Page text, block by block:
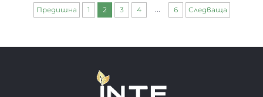
Предишна 1 2 3 4 6 Следваща